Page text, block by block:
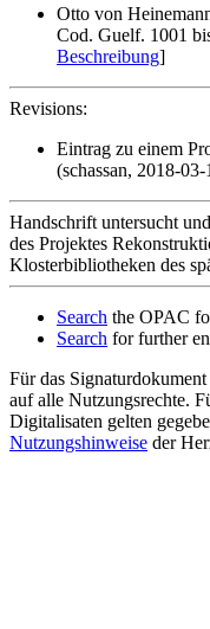
Otto von
Cod. Guelf. 1001
Beschreibung]
Revisions:
Eintrag zu einem
(schassan, 2018-03-
Handschrift untersucht
des Projektes
Klosterbibliotheken des
Search the OPAC
Search for further
Für das
auf alle Nutzungsrechte.
Digitalisaten gelten
Nutzungshinweise der